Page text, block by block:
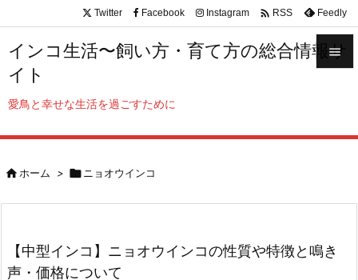
インコ生活〜飼い方・育て方の総合情報サ
イト
愛鳥と幸せな生活を過ごすために

サイド


Twitter Facebook Instagram  RSS Feedly
ホーム >  ニョオウインコ
【中型インコ】ニョオウインコの性質や特徴と鳴き
声・価格について